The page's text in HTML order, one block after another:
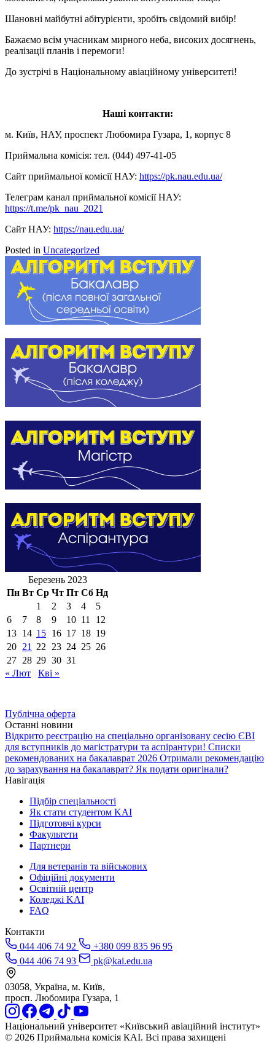
Шановні майбутні абітурієнти, зробіть свідомий вибір!
Бажаємо всім учасникам мирного неба, високих досягнень,
реалізації планів і перемоги!
До зустрічі в Національному авіаційному університеті!
Наші контакти:
м. Київ, НАУ, проспект Любомира Гузара, 1, корпус 8
Приймальна комісія: тел. (044) 497-41-05
Сайт приймальної комісії НАУ: https://pk.nau.edu.ua/
Телеграм канал приймальної комісії НАУ:
https://t.me/pk_nau_2021
Сайт НАУ: https://nau.edu.ua/
Posted in Uncategorized
Березень 2023
Пн Вт Ср Чт Пт Сб Нд
1
2 3 4
5
6
7 8 9 10 11
12
13 14 15 16 17 18 19
20 21 22 23 24 25 26
27 28 29 30 31
« Лют
Кві »
Публічна оферта
Останні новини
Відкрито реєстрацію на спеціально організовану сесію ЄВІ
для вступників до магістратури та аспірантури! Списки
рекомендованих на бакалаврат 2026 Отримали рекомендацію
до зарахування на бакалаврат? Як подати оригінали?
Навігація
Підбір спеціальності
Як стати студентом KAI
Підготовчі курси
Факультети
Партнери
Для ветеранів та військових
Офіційні документи
Освітній центр
Коледжі KAI
FAQ
Контакти
044 406 74 92
+380 099 835 96 95
044 406 74 93
pk@kai.edu.ua
03058, Україна, м. Київ,
просп. Любомира Гузара, 1
Національний університет «Київський авіаційний інститут»
© 2026 Приймальна комісія КАІ. Всі права захищені